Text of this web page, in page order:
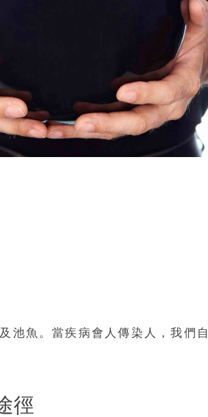
池魚。當疾病會人傳染人，我們
徑